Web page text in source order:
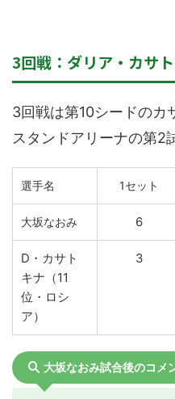
3回戦：ダリア・カサ
3回戦は第10シードのカ
スタンドアリーナの第2
選手名 1セット
大坂なおみ 6
D・カサト
キナ（11
位・ロシ
ア）
3
大坂なおみ試合後のコメ